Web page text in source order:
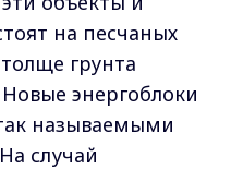
на песчаных
грунта
энергоблоки
называемыми
случай